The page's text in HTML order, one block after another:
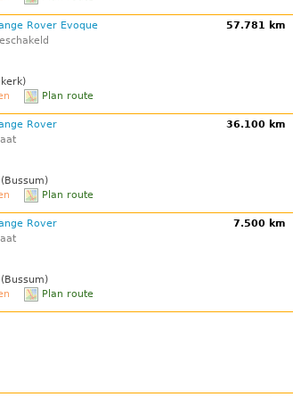
Rover Evoque
Plan route
57.781 km
Rover
Plan route
36.100 km
Rover
Plan route
7.500 km